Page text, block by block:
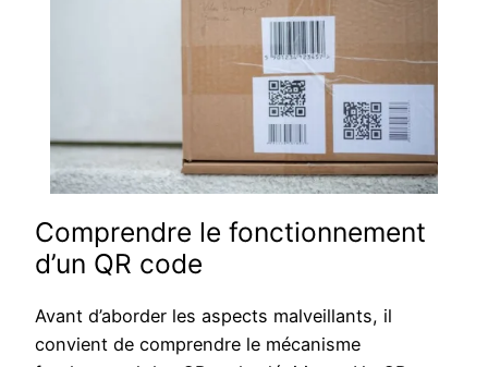
Comprendre le fonctionnement
d’un QR code
Avant d’aborder les aspects malveillants, il
convient de comprendre le mécanisme